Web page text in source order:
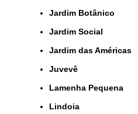
Jardim Botânico
Jardim Social
Jardim das Américas
Juvevê
Lamenha Pequena
Lindoia